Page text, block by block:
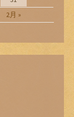
2月 »